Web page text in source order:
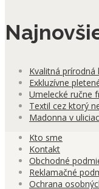
Kvalitná
Exkluzívne
Umelecké ručne
Textil cez ktorý
Madonna v
Kto sme
Kontakt
Obchodné
Reklamačné
Ochrana